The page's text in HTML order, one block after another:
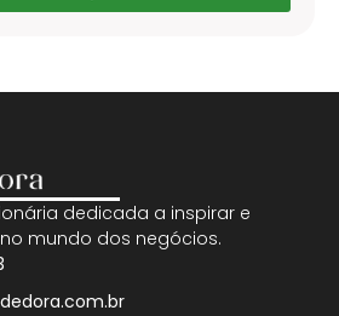
dedicada a inspirar e
mundo dos negócios.